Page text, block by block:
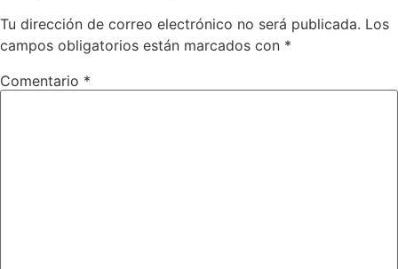
Tu dirección de correo electrónico no será publicada. Los
campos obligatorios están marcados con *
Comentario *